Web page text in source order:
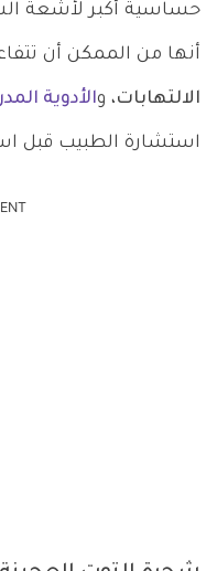
حساسية أكبر لأشعة
أنها من الممكن أن
الالتهابات، والأدوية
استشارة الطبيب قبل